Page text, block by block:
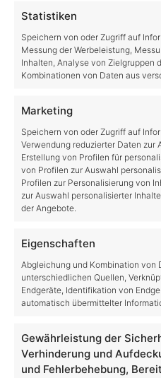
Statistiken
Speichern von oder Zugriff auf
Messung der Werbeleistung,
Inhalten, Analyse von Zielgruppen
Kombinationen von Daten aus
Marketing
Speichern von oder Zugriff auf
Verwendung reduzierter Daten zur
Erstellung von Profilen für
von Profilen zur Auswahl
Profilen zur Personalisierung von
zur Auswahl personalisierter
der Angebote.
Eigenschaften
Abgleichung und Kombination von
unterschiedlichen Quellen,
Endgeräte, Identifikation von
automatisch übermittelter
Gewährleistung der
Verhinderung und
und Fehlerbehebung,
neue Verkaufsstellen,
April 2024 Dieses Pack
oschuhm no
Allgemein
Farming Simulator
Farming Simulator 19